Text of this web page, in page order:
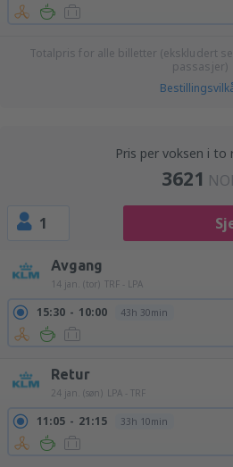
Totalpris for alle billetter (ekskludert
passasjer)
Pris per voksen i to
3621
1
Avgang
14 jan. (tor) TRF - LPA
15:30 10:00 43h 30min
Retur
24 jan. (søn) LPA - TRF
11:05 21:15 33h 10min